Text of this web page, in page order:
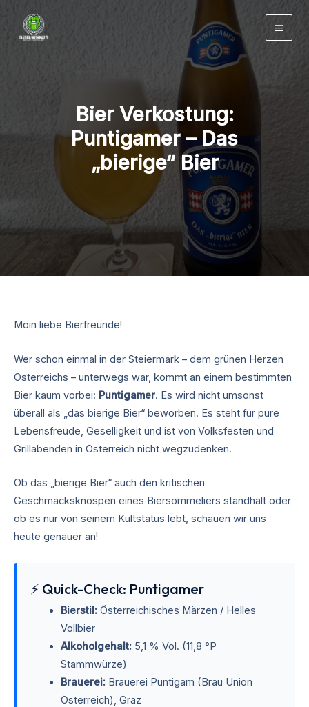
Inhalt
springen
Bier Verkostung:
Puntigamer – Das
„bierige“ Bier
Moin liebe Bierfreunde!
Wer schon einmal in der Steiermark – dem grünen Herzen
Österreichs – unterwegs war, kommt an einem bestimmten
Bier kaum vorbei: Puntigamer. Es wird nicht umsonst
überall als „das bierige Bier“ beworben. Es steht für pure
Lebensfreude, Geselligkeit und ist von Volksfesten und
Grillabenden in Österreich nicht wegzudenken.
Ob das „bierige Bier“ auch den kritischen
Geschmacksknospen eines Biersommeliers standhält oder
ob es nur von seinem Kultstatus lebt, schauen wir uns
heute genauer an!
⚡ Quick-Check: Puntigamer
Bierstil:Österreichisches Märzen / Helles
Vollbier
Alkoholgehalt:5,1 % Vol. (11,8 °P
Stammwürze)
Brauerei:Brauerei Puntigam (Brau Union
Österreich), Graz